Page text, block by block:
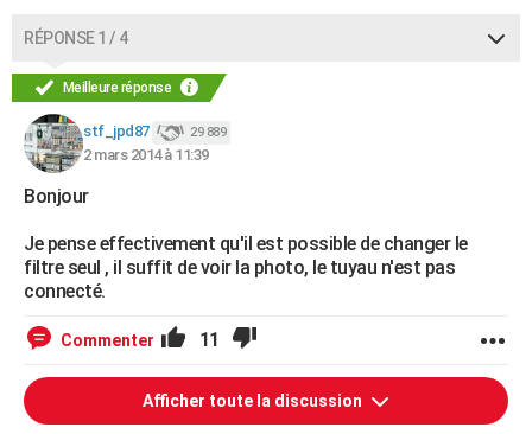
Bricolage
Lifestyle
Culture
Sport
Auto
Television
Voyage
Cinema
RÉPONSE 1 / 4
Meilleure réponse
stf_jpd87 29 889
2 mars 2014 à 11:39
Bonjour
Je pense effectivement qu'il est possible de changer le
filtre seul , il suffit de voir la photo, le tuyau n'est pas
connecté.
Commenter 11
Afficher toute la discussion